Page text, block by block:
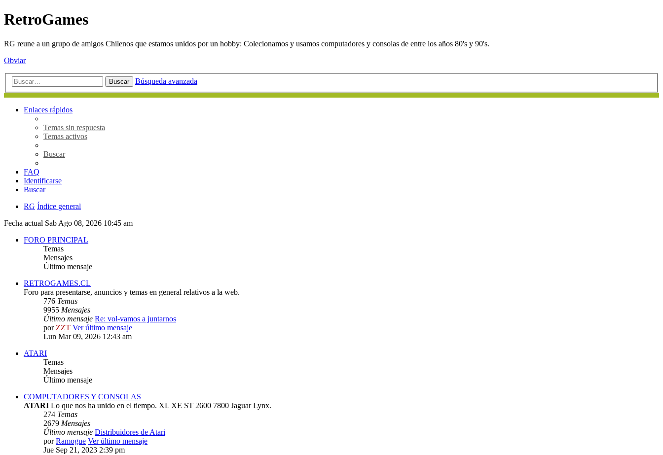
RetroGames
RG reune a un grupo de amigos Chilenos que estamos unidos por un hobby: Colecionamos y usamos computadores y consolas de entre los años 80's y 90's.
Obviar
Buscar Búsqueda avanzada
Enlaces rápidos
Temas sin respuesta
Temas activos
Buscar
FAQ
Identificarse
Buscar
RG Índice general
Fecha actual Sab Ago 08, 2026 10:45 am
FORO PRINCIPAL
Temas
Mensajes
Último mensaje
RETROGAMES.CL
Foro para presentarse, anuncios y temas en general relativos a la web.
776 Temas
9955 Mensajes
Último mensaje Re: vol-vamos a juntarnos
porZZT Ver último mensaje
Lun Mar 09, 2026 12:43 am
ATARI
Temas
Mensajes
Último mensaje
COMPUTADORES Y CONSOLAS
ATARI Lo que nos ha unido en el tiempo. XL XE ST 2600 7800 Jaguar Lynx.
274 Temas
2679 Mensajes
Último mensaje Distribuidores de Atari
porRamogue Ver último mensaje
Jue Sep 21, 2023 2:39 pm